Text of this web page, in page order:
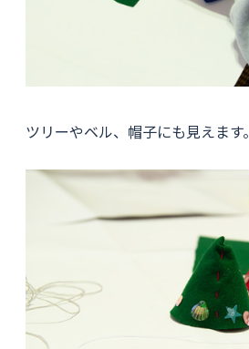
ツリーやベル、帽子にも見えます。